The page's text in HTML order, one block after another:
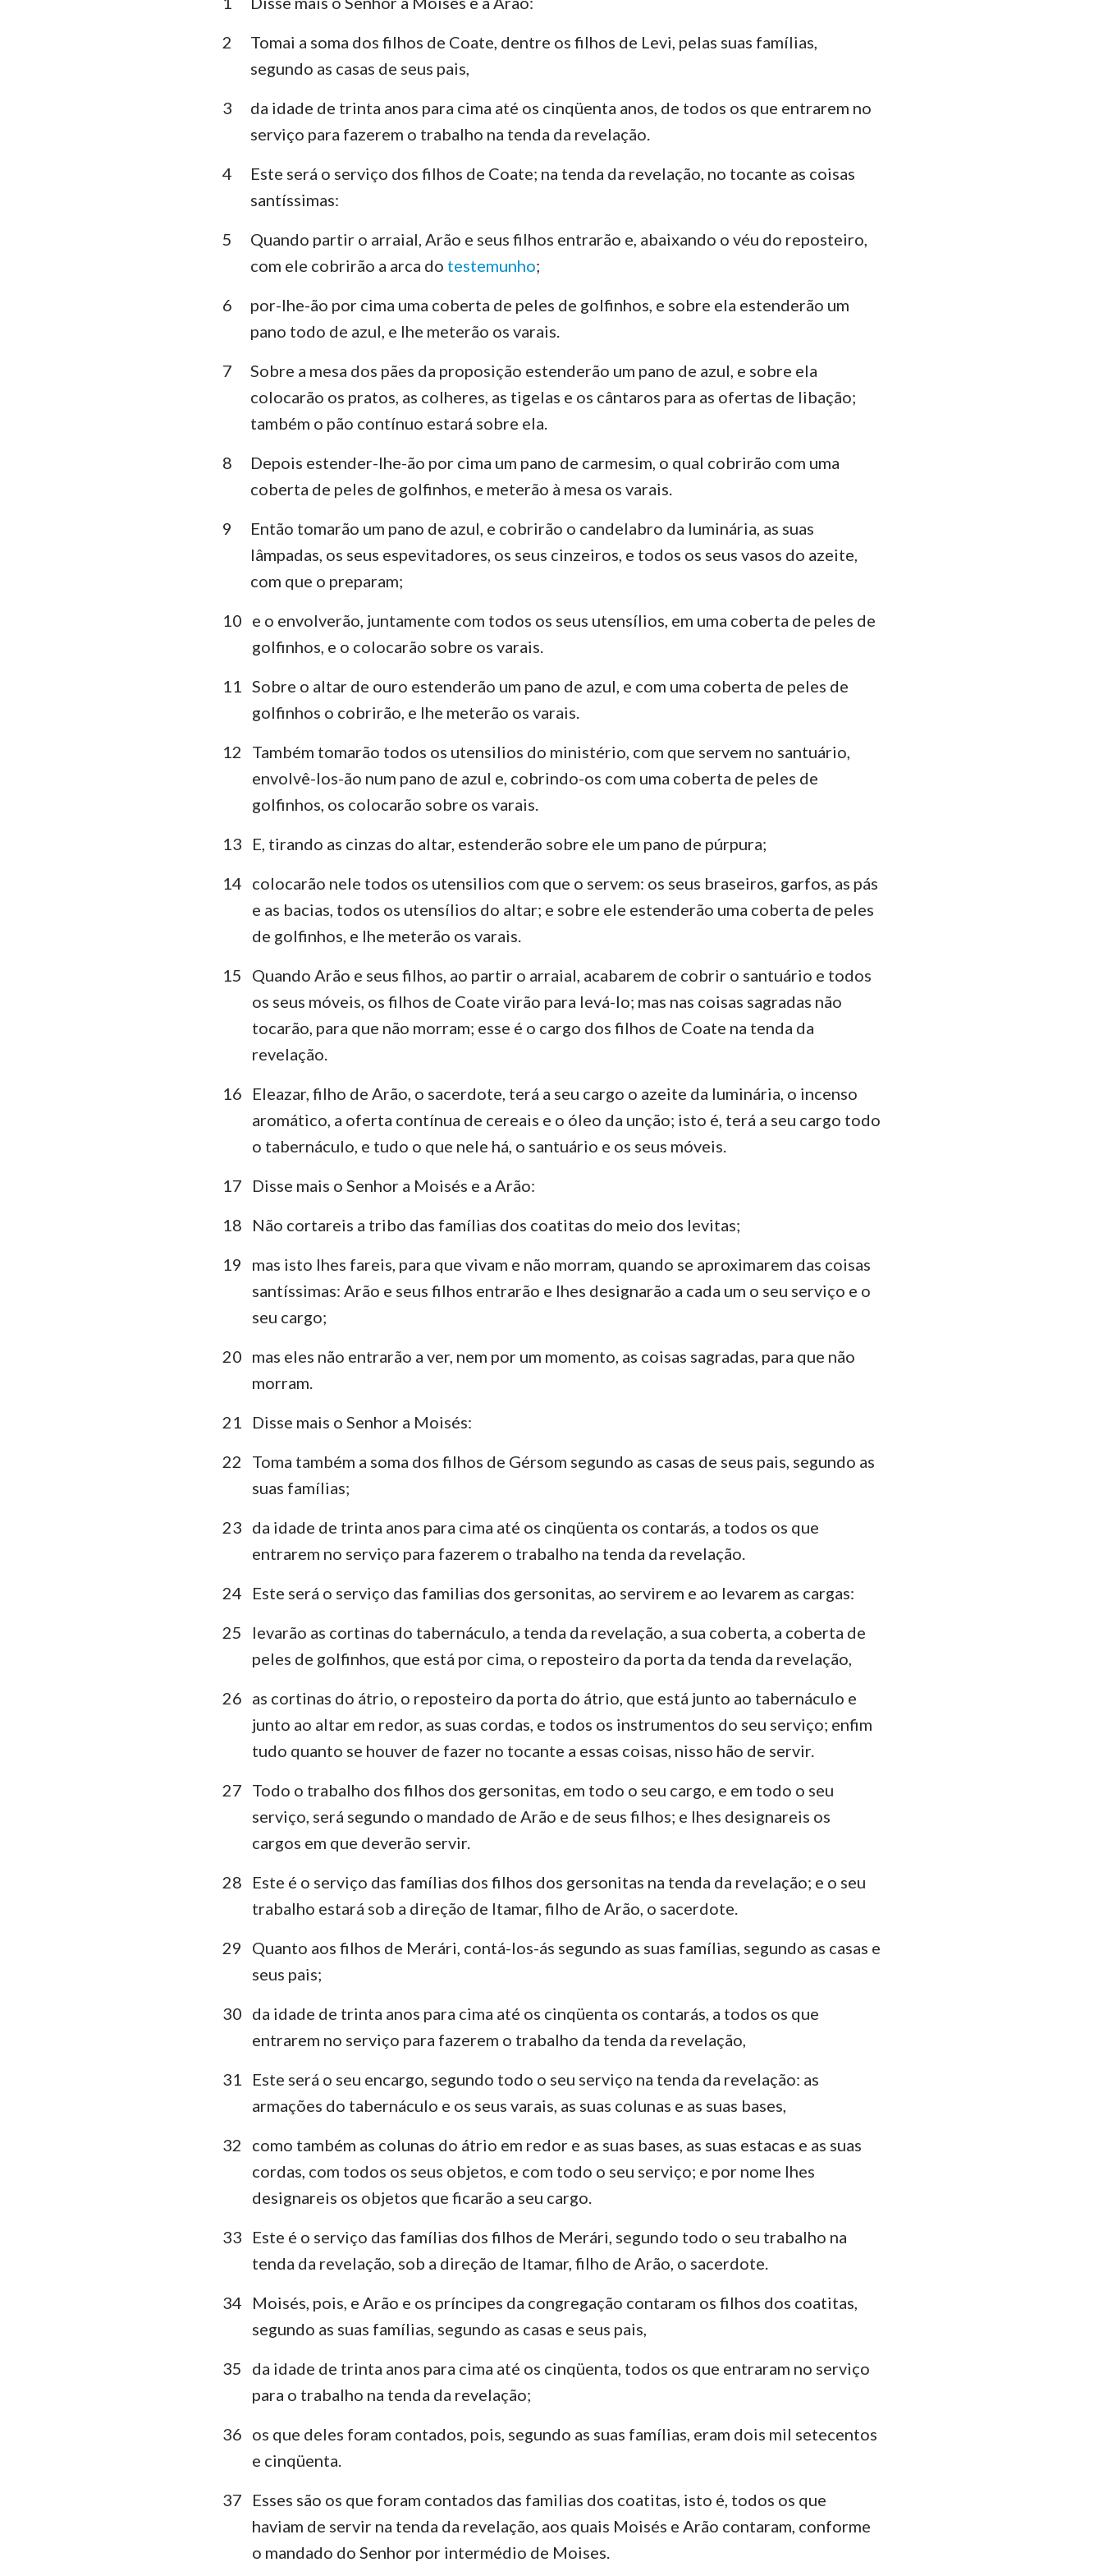
Deuteronômio Josué
Juízes Rute
1 Samuel 2 Samuel
1 Reis 2 Reis
1 Crônicas 2 Crônicas
Eclesiastes Cânticos
Isaías Jeremias
Lamentações Ezequiel
Daniel Oséias
Joel Amós
Habacuque Sofonias
Ageu Zacarias
Malaquias
Atos Romanos
Gálatas Efésios
Filipenses
1 Tessalonicenses 2 Tessalonicenses
1 João 2 João
3 João Judas
36
2
Tomai a soma dos filhos de Coate, dentre os filhos de Levi, pelas suas famílias,
segundo as casas de seus pais,
3
da idade de trinta anos para cima até os cinqüenta anos, de todos os que entrarem no
serviço para fazerem o trabalho na tenda da revelação.
4
Este será o serviço dos filhos de Coate; na tenda da revelação, no tocante as coisas
santíssimas:
5
Quando partir o arraial, Arão e seus filhos entrarão e, abaixando o véu do reposteiro,
com ele cobrirão a arca do testemunho;
6
por-lhe-ão por cima uma coberta de peles de golfinhos, e sobre ela estenderão um
pano todo de azul, e lhe meterão os varais.
7
Sobre a mesa dos pães da proposição estenderão um pano de azul, e sobre ela
colocarão os pratos, as colheres, as tigelas e os cântaros para as ofertas de libação;
também o pão contínuo estará sobre ela.
8
Depois estender-lhe-ão por cima um pano de carmesim, o qual cobrirão com uma
coberta de peles de golfinhos, e meterão à mesa os varais.
9
Então tomarão um pano de azul, e cobrirão o candelabro da luminária, as suas
lâmpadas, os seus espevitadores, os seus cinzeiros, e todos os seus vasos do azeite,
com que o preparam;
10 e o envolverão, juntamente com todos os seus utensílios, em uma coberta de peles de
golfinhos, e o colocarão sobre os varais.
11 Sobre o altar de ouro estenderão um pano de azul, e com uma coberta de peles de
golfinhos o cobrirão, e lhe meterão os varais.
12
Também tomarão todos os utensilios do ministério, com que servem no santuário,
envolvê-los-ão num pano de azul e, cobrindo-os com uma coberta de peles de
golfinhos, os colocarão sobre os varais.
13
E, tirando as cinzas do altar, estenderão sobre ele um pano de púrpura;
14 colocarão nele todos os utensilios com que o servem: os seus braseiros, garfos, as pás
e as bacias, todos os utensílios do altar; e sobre ele estenderão uma coberta de peles
de golfinhos, e lhe meterão os varais.
15
Quando Arão e seus filhos, ao partir o arraial, acabarem de cobrir o santuário e todos
os seus móveis, os filhos de Coate virão para levá-lo; mas nas coisas sagradas não
tocarão, para que não morram; esse é o cargo dos filhos de Coate na tenda da
revelação.
16
Eleazar, filho de Arão, o sacerdote, terá a seu cargo o azeite da luminária, o incenso
aromático, a oferta contínua de cereais e o óleo da unção; isto é, terá a seu cargo todo
o tabernáculo, e tudo o que nele há, o santuário e os seus móveis.
17
Disse mais o Senhor a Moisés e a Arão:
18
Não cortareis a tribo das famílias dos coatitas do meio dos levitas;
19
mas isto lhes fareis, para que vivam e não morram, quando se aproximarem das coisas
santíssimas: Arão e seus filhos entrarão e lhes designarão a cada um o seu serviço e o
seu cargo;
20 mas eles não entrarão a ver, nem por um momento, as coisas sagradas, para que não
morram.
21
Disse mais o Senhor a Moisés:
22
Toma também a soma dos filhos de Gérsom segundo as casas de seus pais, segundo as
suas famílias;
23 da idade de trinta anos para cima até os cinqüenta os contarás, a todos os que
entrarem no serviço para fazerem o trabalho na tenda da revelação.
24
Este será o serviço das familias dos gersonitas, ao servirem e ao levarem as cargas:
25
levarão as cortinas do tabernáculo, a tenda da revelação, a sua coberta, a coberta de
peles de golfinhos, que está por cima, o reposteiro da porta da tenda da revelação,
26 as cortinas do átrio, o reposteiro da porta do átrio, que está junto ao tabernáculo e
junto ao altar em redor, as suas cordas, e todos os instrumentos do seu serviço; enfim
tudo quanto se houver de fazer no tocante a essas coisas, nisso hão de servir.
27 Todo o trabalho dos filhos dos gersonitas, em todo o seu cargo, e em todo o seu
serviço, será segundo o mandado de Arão e de seus filhos; e lhes designareis os
cargos em que deverão servir.
28
Este é o serviço das famílias dos filhos dos gersonitas na tenda da revelação; e o seu
trabalho estará sob a direção de Itamar, filho de Arão, o sacerdote.
29
Quanto aos filhos de Merári, contá-los-ás segundo as suas famílias, segundo as casas e
seus pais;
30 da idade de trinta anos para cima até os cinqüenta os contarás, a todos os que
entrarem no serviço para fazerem o trabalho da tenda da revelação,
31
Este será o seu encargo, segundo todo o seu serviço na tenda da revelação: as
armações do tabernáculo e os seus varais, as suas colunas e as suas bases,
32
como também as colunas do átrio em redor e as suas bases, as suas estacas e as suas
cordas, com todos os seus objetos, e com todo o seu serviço; e por nome lhes
designareis os objetos que ficarão a seu cargo.
33
Este é o serviço das famílias dos filhos de Merári, segundo todo o seu trabalho na
tenda da revelação, sob a direção de Itamar, filho de Arão, o sacerdote.
34
Moisés, pois, e Arão e os príncipes da congregação contaram os filhos dos coatitas,
segundo as suas famílias, segundo as casas e seus pais,
35
da idade de trinta anos para cima até os cinqüenta, todos os que entraram no serviço
para o trabalho na tenda da revelação;
36 os que deles foram contados, pois, segundo as suas famílias, eram dois mil setecentos
e cinqüenta.
37
Esses são os que foram contados das familias dos coatitas, isto é, todos os que
haviam de servir na tenda da revelação, aos quais Moisés e Arão contaram, conforme
o mandado do Senhor por intermédio de Moises.